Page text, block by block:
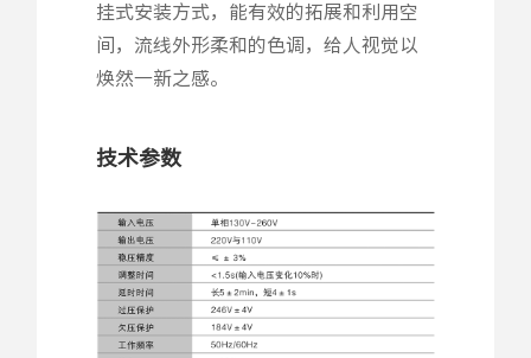
挂式安装方式，能有效的拓展和利用空
间，流线外形柔和的色调，给人视觉以
焕然一新之感。
技术参数